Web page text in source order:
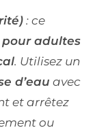
: ce
adultes
. Utilisez un
d’eau avec
et arrêtez
ou